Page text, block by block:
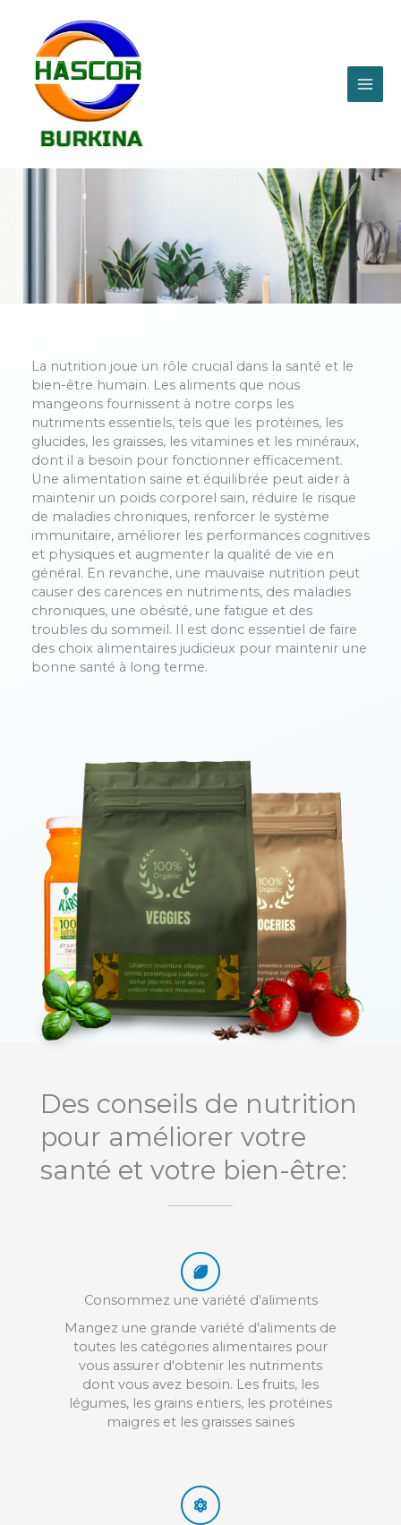
contenu
La nutrition joue un rôle crucial dans la santé et le
bien-être humain. Les aliments que nous
mangeons fournissent à notre corps les
nutriments essentiels, tels que les protéines, les
glucides, les graisses, les vitamines et les minéraux,
dont il a besoin pour fonctionner efficacement.
Une alimentation saine et équilibrée peut aider à
maintenir un poids corporel sain, réduire le risque
de maladies chroniques, renforcer le système
immunitaire, améliorer les performances cognitives
et physiques et augmenter la qualité de vie en
général. En revanche, une mauvaise nutrition peut
causer des carences en nutriments, des maladies
chroniques, une obésité, une fatigue et des
troubles du sommeil. Il est donc essentiel de faire
des choix alimentaires judicieux pour maintenir une
bonne santé à long terme.
Des conseils de nutrition
pour améliorer votre
santé et votre bien-être:
Consommez une variété d'aliments
Mangez une grande variété d'aliments de
toutes les catégories alimentaires pour
vous assurer d'obtenir les nutriments
dont vous avez besoin. Les fruits, les
légumes, les grains entiers, les protéines
maigres et les graisses saines